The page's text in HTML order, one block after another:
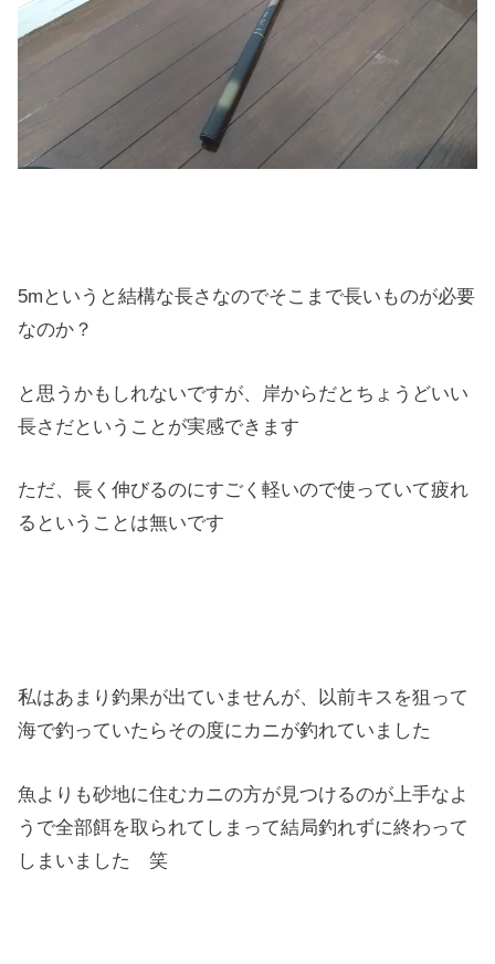
5mというと結構な長さなのでそこまで長いものが必要
なのか？
と思うかもしれないですが、岸からだとちょうどいい
長さだということが実感できます
ただ、長く伸びるのにすごく軽いので使っていて疲れ
るということは無いです
私はあまり釣果が出ていませんが、以前キスを狙って
海で釣っていたらその度にカニが釣れていました
魚よりも砂地に住むカニの方が見つけるのが上手なよ
うで全部餌を取られてしまって結局釣れずに終わって
しまいました 笑